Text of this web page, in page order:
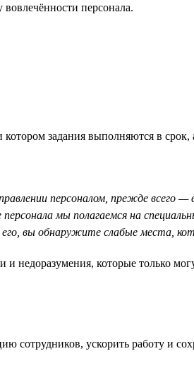
персонала.
задания выполняются в срок,
персоналом, прежде всего —
мы полагаемся на
его, вы обнаружите слабые места,
которые только
ускорить работу и